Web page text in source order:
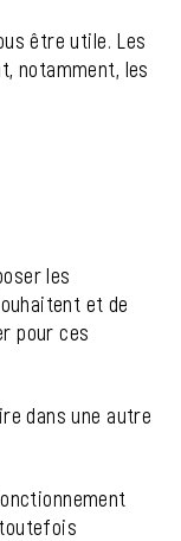
être utile. Les
notamment, les
les
et de
pour ces
dans une autre